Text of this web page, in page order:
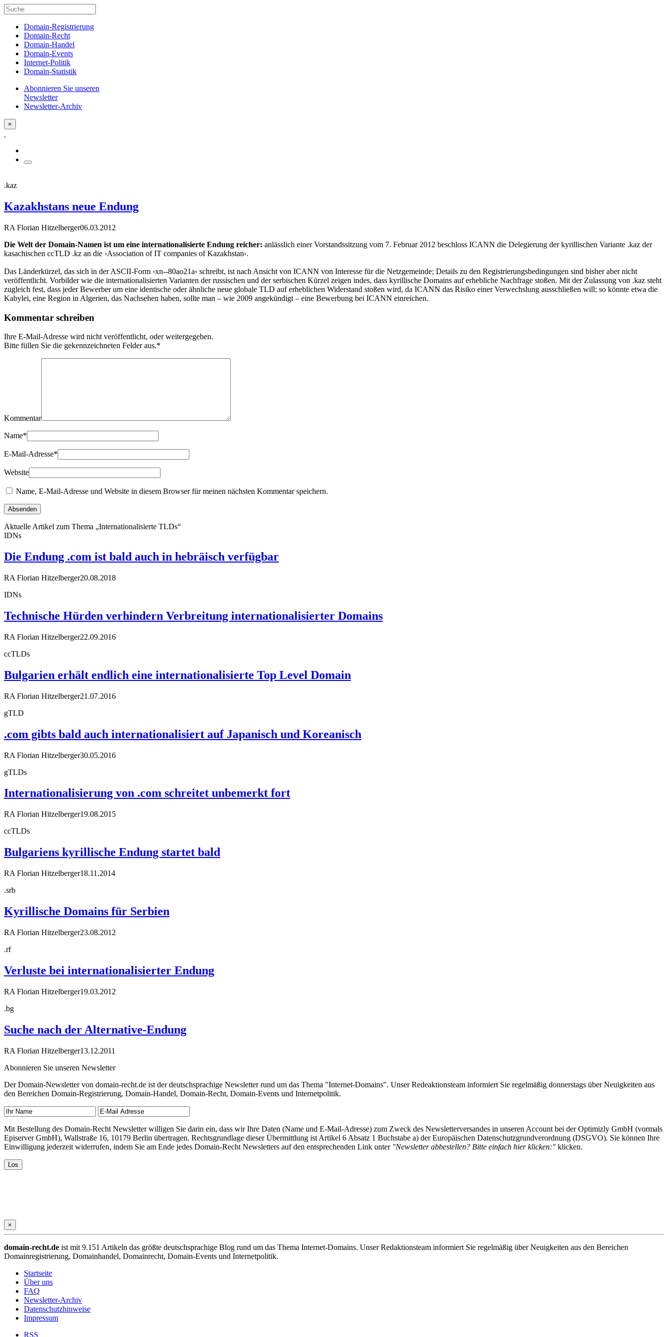
Domain-Registrierung
Domain-Recht
Domain-Handel
Domain-Events
Internet-Politik
Domain-Statistik
Abonnieren Sie unseren
Newsletter
Newsletter-Archiv
×
.kaz
Kazakhstans neue Endung
RA Florian Hitzelberger06.03.2012
Die Welt der Domain-Namen ist um eine internationalisierte Endung reicher: anlässlich einer Vorstandssitzung vom 7. Februar 2012 beschloss ICANN die Delegierung der kyrillischen Variante .kaz der
kasachischen ccTLD .kz an die ›Association of IT companies of Kazakhstan‹.
Das Länderkürzel, das sich in der ASCII-Form ›xn--80ao21a‹ schreibt, ist nach Ansicht von ICANN von Interesse für die Netzgemeinde; Details zu den Registrierungsbedingungen sind bisher aber nicht
veröffentlicht. Vorbilder wie die internationalisierten Varianten der russischen und der serbischen Kürzel zeigen indes, dass kyrillische Domains auf erhebliche Nachfrage stoßen. Mit der Zulassung von .kaz steht
zugleich fest, dass jeder Bewerber um eine identische oder ähnliche neue globale TLD auf erheblichen Widerstand stoßen wird, da ICANN das Risiko einer Verwechslung ausschließen will; so könnte etwa die
Kabylei, eine Region in Algerien, das Nachsehen haben, sollte man – wie 2009 angekündigt – eine Bewerbung bei ICANN einreichen.
Kommentar schreiben
Ihre E-Mail-Adresse wird nicht veröffentlicht, oder weitergegeben.
Bitte füllen Sie die gekennzeichneten Felder aus.*
Kommentar
Name*
E-Mail-Adresse*
Website
Name, E-Mail-Adresse und Website in diesem Browser für meinen nächsten Kommentar speichern.
Aktuelle Artikel zum Thema „Internationalisierte TLDs“
IDNs
Die Endung .com ist bald auch in hebräisch verfügbar
RA Florian Hitzelberger20.08.2018
IDNs
Technische Hürden verhindern Verbreitung internationalisierter Domains
RA Florian Hitzelberger22.09.2016
ccTLDs
Bulgarien erhält endlich eine internationalisierte Top Level Domain
RA Florian Hitzelberger21.07.2016
gTLD
.com gibts bald auch internationalisiert auf Japanisch und Koreanisch
RA Florian Hitzelberger30.05.2016
gTLDs
Internationalisierung von .com schreitet unbemerkt fort
RA Florian Hitzelberger19.08.2015
ccTLDs
Bulgariens kyrillische Endung startet bald
RA Florian Hitzelberger18.11.2014
.srb
Kyrillische Domains für Serbien
RA Florian Hitzelberger23.08.2012
.rf
Verluste bei internationalisierter Endung
RA Florian Hitzelberger19.03.2012
.bg
Suche nach der Alternative-Endung
RA Florian Hitzelberger13.12.2011
Abonnieren Sie unseren Newsletter
Der Domain-Newsletter von domain-recht.de ist der deutschsprachige Newsletter rund um das Thema "Internet-Domains". Unser Redeaktionsteam informiert Sie regelmäßig donnerstags über Neuigkeiten aus
den Bereichen Domain-Registrierung, Domain-Handel, Domain-Recht, Domain-Events und Internetpolitik.
Mit Bestellung des Domain-Recht Newsletter willigen Sie darin ein, dass wir Ihre Daten (Name und E-Mail-Adresse) zum Zweck des Newsletterversandes in unseren Account bei der Optimizly GmbH (vormals
Episerver GmbH), Wallstraße 16, 10179 Berlin übertragen. Rechtsgrundlage dieser Übermittlung ist Artikel 6 Absatz 1 Buchstabe a) der Europäischen Datenschutzgrundverordnung (DSGVO). Sie können Ihre
Einwilligung jederzeit widerrufen, indem Sie am Ende jedes Domain-Recht Newsletters auf den entsprechenden Link unter "Newsletter abbestellen? Bitte einfach hier klicken:" klicken.
×
domain-recht.de ist mit 9.151 Artikeln das größte deutschsprachige Blog rund um das Thema Internet-Domains. Unser Redaktionsteam informiert Sie regelmäßig über Neuigkeiten aus den Bereichen
Domainregistrierung, Domainhandel, Domainrecht, Domain-Events und Internetpolitik.
Startseite
Über uns
FAQ
Newsletter-Archiv
Datenschutzhinweise
Impressum
RSS